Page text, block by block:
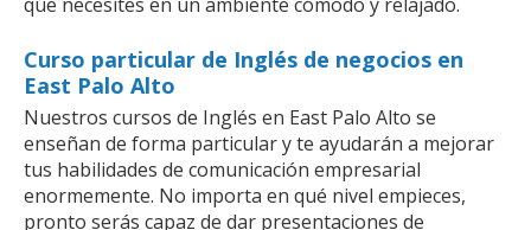
Curso particular de Inglés de negocios en
East Palo Alto
Nuestros cursos de Inglés en East Palo Alto se
enseñan de forma particular y te ayudarán a mejorar
tus habilidades de comunicación empresarial
enormemente. No importa en qué nivel empieces,
pronto serás capaz de dar presentaciones de